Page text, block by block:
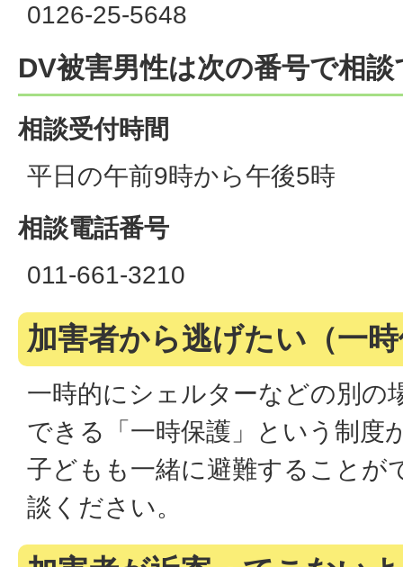
0126-25-5648
DV被害男性は次の番号で相
相談受付時間
平日の午前9時から午後5時
相談電話番号
011-661-3210
加害者から逃げたい（一
一時的にシェルターなどの別の
できる「一時保護」という制度
子どもも一緒に避難することが
談ください。